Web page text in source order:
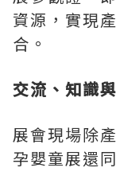
資源，實現
合。
交流、知識
展會現場除
孕嬰童展還